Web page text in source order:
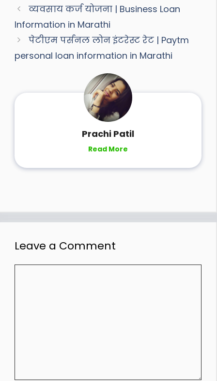
व्यवसाय कर्ज योजना | Business Loan
Information in Marathi
पेटीएम पर्सनल लोन इंटरेस्ट रेट | Paytm
personal loan information in Marathi
Prachi Patil
Read More
Leave a Comment